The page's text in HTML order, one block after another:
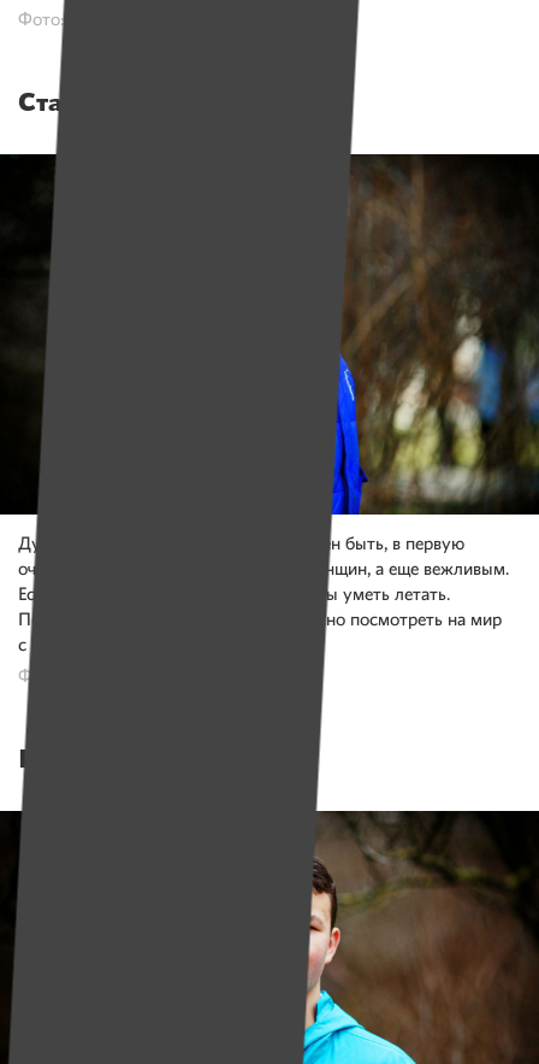
Фото: Юлия Мацкевич
Стас Дударенок
Думаю, что настоящий мужчина должен быть, в первую
очередь, сильным, чтобы защищать женщин, а еще вежливым.
Если бы я был супергероем, то хотел бы уметь летать.
Почему? Просто мне было бы интересно посмотреть на мир
с высоты.
Фото: Юлия Мацкевич
Руслан Суслов